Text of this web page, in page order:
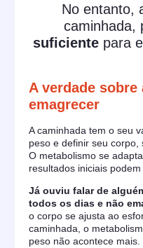
No entanto,
caminhada,
suficiente para
A verdade sobre
emagrecer
A caminhada tem o seu
peso e definir seu corpo,
O metabolismo se
resultados iniciais podem
Já ouviu falar de
todos os dias e não
o corpo se ajusta ao
caminhada, o
peso não acontece mais.